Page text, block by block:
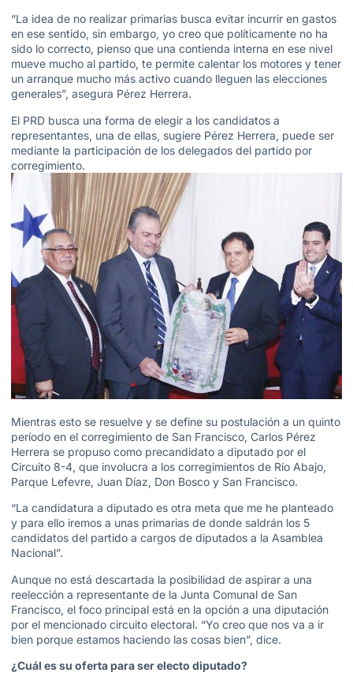
“La idea de no realizar primarias busca evitar incurrir en gastos
en ese sentido, sin embargo, yo creo que políticamente no ha
sido lo correcto, pienso que una contienda interna en ese nivel
mueve mucho al partido, te permite calentar los motores y tener
un arranque mucho más activo cuando lleguen las elecciones
generales”, asegura Pérez Herrera.
El PRD busca una forma de elegir a los candidatos a
representantes, una de ellas, sugiere Pérez Herrera, puede ser
mediante la participación de los delegados del partido por
corregimiento.
Mientras esto se resuelve y se define su postulación a un quinto
período en el corregimiento de San Francisco, Carlos Pérez
Herrera se propuso como precandidato a diputado por el
Circuito 8-4, que involucra a los corregimientos de Río Abajo,
Parque Lefevre, Juan Díaz, Don Bosco y San Francisco.
“La candidatura a diputado es otra meta que me he planteado
y para ello iremos a unas primarias de donde saldrán los 5
candidatos del partido a cargos de diputados a la Asamblea
Nacional”.
Aunque no está descartada la posibilidad de aspirar a una
reelección a representante de la Junta Comunal de San
Francisco, el foco principal está en la opción a una diputación
por el mencionado circuito electoral. “Yo creo que nos va a ir
bien porque estamos haciendo las cosas bien”, dice.
¿Cuál es su oferta para ser electo diputado?